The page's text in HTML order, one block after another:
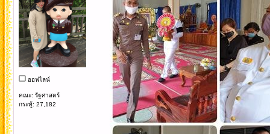
ออฟไลน์
คณะ: รัฐศาสตร์
กระทู้: 27,182